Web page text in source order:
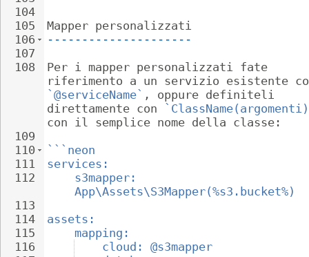
104
105
106
107
108
109
110
111
112
113
114
115
116
Mapper personalizzati
---------------------
Per i mapper personalizzati fate
riferimento a un servizio esistente
`@serviceName` , oppure definiteli
direttamente con
con il semplice nome della classe:
```neon
services:
s3mapper:
App\Assets\S3Mapper(%s3.bucket%)
assets:
mapping:
cloud: @s3mapper